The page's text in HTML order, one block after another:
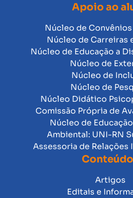
Apoio ao
Núcleo de
Núcleo de Carreiras
Núcleo de Educação a
Núcleo de
Núcleo de
Núcleo de
Núcleo Didático
Comissão Própria de
Núcleo de
Ambiental: UNI-RN
Assessoria de Relações
Artigos
Editais e